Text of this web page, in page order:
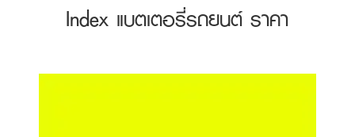
Index แบตเตอรี่รถยนต์ ราคา